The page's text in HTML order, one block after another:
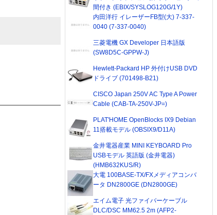
間付き (EBIX/SYSLOG120G/1Y)
内田洋行 イレーザーFB型(大) 7-337-
0040 (7-337-0040)
三菱電機 GX Developer 日本語版
(SW8D5C-GPPW-J)
Hewlett-Packard HP 外付けUSB DVD
ドライブ (701498-B21)
CISCO Japan 250V AC Type A Power
Cable (CAB-TA-250V-JP=)
PLAT'HOME OpenBlocks IX9 Debian
11搭載モデル (OBSIX9/D11A)
金井電器産業 MINI KEYBOARD Pro
USBモデル 英語版 (金井電器)
(HMB632KUS/R)
大電 100BASE-TX/FXメディアコンバ
ータ DN2800GE (DN2800GE)
エイム電子 光ファイバーケーブル
DLC/DSC MM62.5 2m (AFP2-